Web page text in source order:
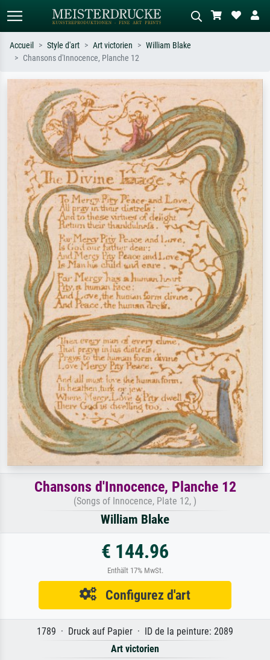
Recherchez par artiste, titre ou style –
ex. Monet, Nuit étoilée,
impressionnisme, vague de Hokusai,
nu.
Décrivez la scène – ex. prairie verte,
abstrait avec beaucoup de rouge,
tableau sombre, nu debout près d'un
arbre.
Accueil Style d'art Art victorien
William Blake
Chansons d'Innocence, Planche 12
Chansons d'Innocence, Planche 12
(Songs of Innocence, Plate 12, )
William Blake
€ 144.96
Enthält 17% MwSt.
Configurez d'art
1789 · Druck auf Papier · ID de la peinture: 2089
Art victorien